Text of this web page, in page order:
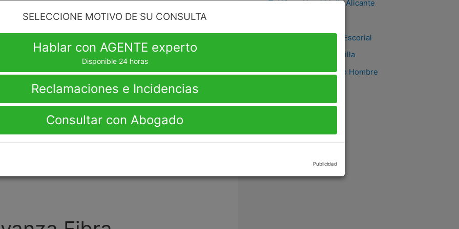
de Cableworld así establecerás contacto
preguntar por sus servicios disponibles,
están dirigidos y conocer las ventajas entre
posible que consultes cuáles son sus áreas de
Teléfono Hotel Melia Alicante
Teléfono Hospital El Escorial
Teléfonos Hotel Castilla
Teléfono de Proyecto Hombre
SELECCIONE MOTIVO DE SU CONSULTA
Hablar con AGENTE experto
Disponible 24 horas
Reclamaciones e Incidencias
Consultar con Abogado
Publicidad